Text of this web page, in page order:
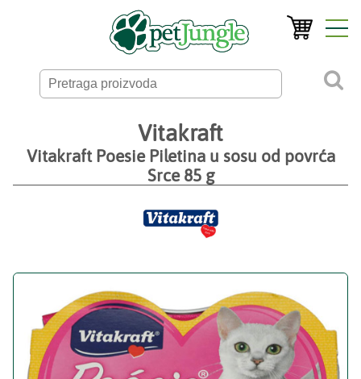
Vitakraft
Vitakraft Poesie Piletina u sosu od povrća
Srce 85 g